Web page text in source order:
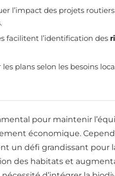
l’impact des projets
facilitent l’identification des
plans selon les besoins
pour maintenir
économique.
un défi grandissant pour
des habitats et